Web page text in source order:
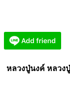
ตา
ปลด
AC9382
หลวงปู่นงค์ หลวง